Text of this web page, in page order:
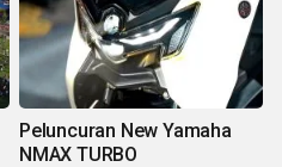
Peluncuran New Yamaha
NMAX TURBO